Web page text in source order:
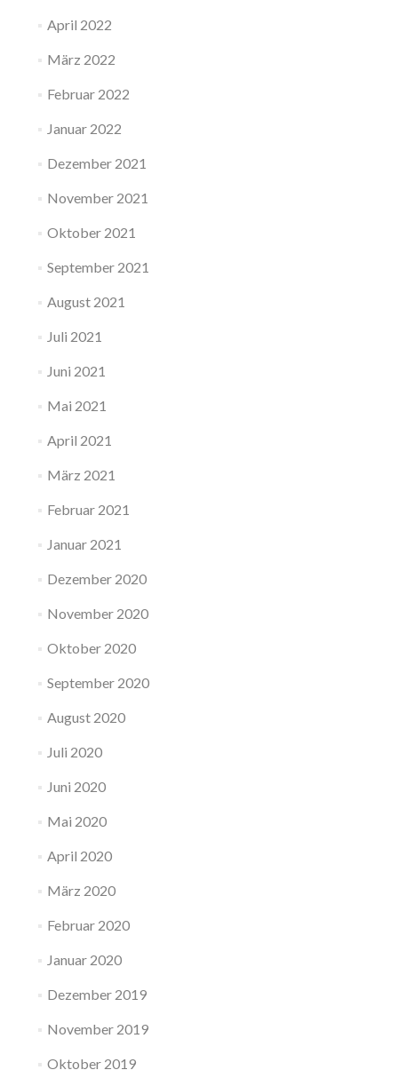
April 2022
März 2022
Februar 2022
Januar 2022
Dezember 2021
November 2021
Oktober 2021
September 2021
August 2021
Juli 2021
Juni 2021
Mai 2021
April 2021
März 2021
Februar 2021
Januar 2021
Dezember 2020
November 2020
Oktober 2020
September 2020
August 2020
Juli 2020
Juni 2020
Mai 2020
April 2020
März 2020
Februar 2020
Januar 2020
Dezember 2019
November 2019
Oktober 2019